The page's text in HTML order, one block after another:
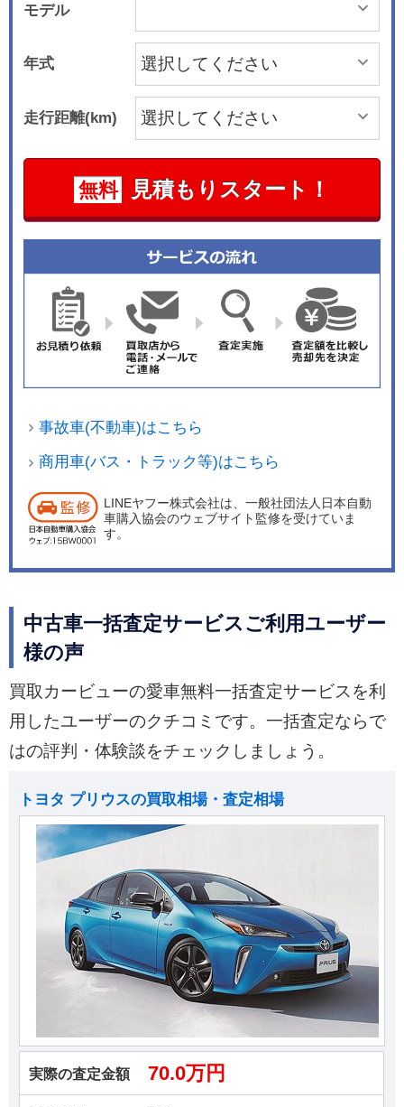
モデル
年式
走行距離(km)
無料 見積もりスタート！
事故車(不動車)はこちら
商用車(バス・トラック等)はこちら
LINEヤフー株式会社は、一般社団法人日本自動
車購入協会のウェブサイト監修を受けていま
す。
中古車一括査定サービスご利用ユーザー
様の声
買取カービューの愛車無料一括査定サービスを利
用したユーザーのクチコミです。一括査定ならで
はの評判・体験談をチェックしましょう。
トヨタ プリウスの買取相場・査定相場
実際の査定金額 70.0万円